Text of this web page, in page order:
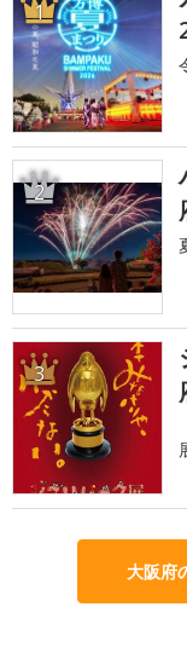
1
2
3
大阪府